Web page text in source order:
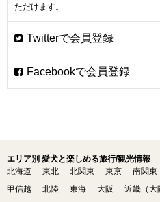
ただけます。
エリア別 愛犬と楽しめる旅行/観光情報
北海道
東北 北関東 東京 南関東
甲信越
北陸 東海 大阪 近畿（大